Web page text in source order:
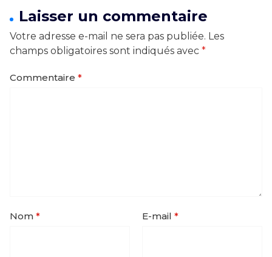
Laisser un commentaire
Votre adresse e-mail ne sera pas publiée. Les
champs obligatoires sont indiqués avec *
Commentaire *
Nom * E-mail *